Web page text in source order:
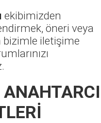
ekibimizden
öneri veya
iletişime
ANAHTARCI